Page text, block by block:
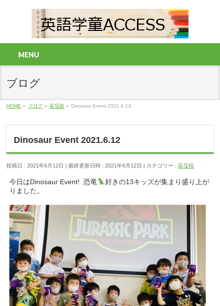
MENU
ブログ
HOME » ブログ » 荻窪校 » Dinosaur Event 2021.6.12
Dinosaur Event 2021.6.12
投稿日 : 2021年6月12日 最終更新日時 : 2021年6月12日 カテゴリー :荻窪校
今日はDinosaur Event! 恐竜
好きの13キッズが集まり盛り上が
りました。